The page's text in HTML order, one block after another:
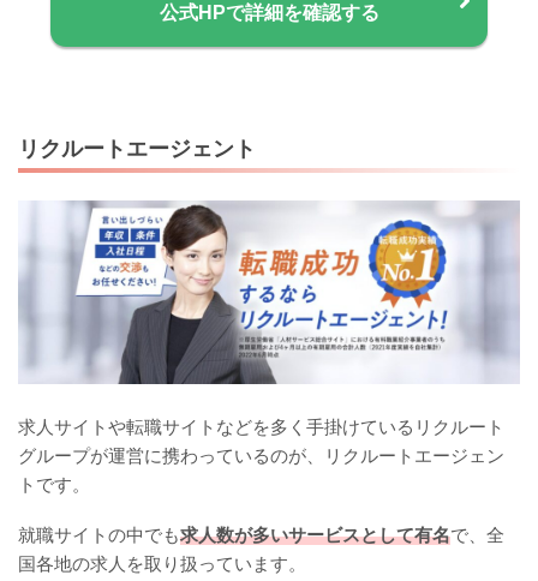
公式HPで詳細を確認する
リクルートエージェント
求人サイトや転職サイトなどを多く手掛けているリクルート
グループが運営に携わっているのが、リクルートエージェン
トです。
就職サイトの中でも求人数が多いサービスとして有名で、全
国各地の求人を取り扱っています。